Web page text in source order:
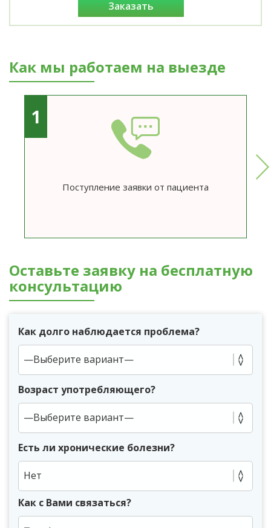
заказать
Как мы работаем на выезде
1
Поступление заявки от пациента
Оставьте заявку на бесплатную
консультацию
Как долго наблюдается проблема?
Возраст употребляющего?
Есть ли хронические болезни?
Нет
Как с Вами связаться?